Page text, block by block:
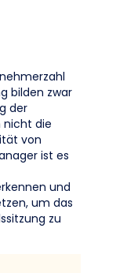
bilden zwar
der
nicht die
von
ist es
und
um das
zu